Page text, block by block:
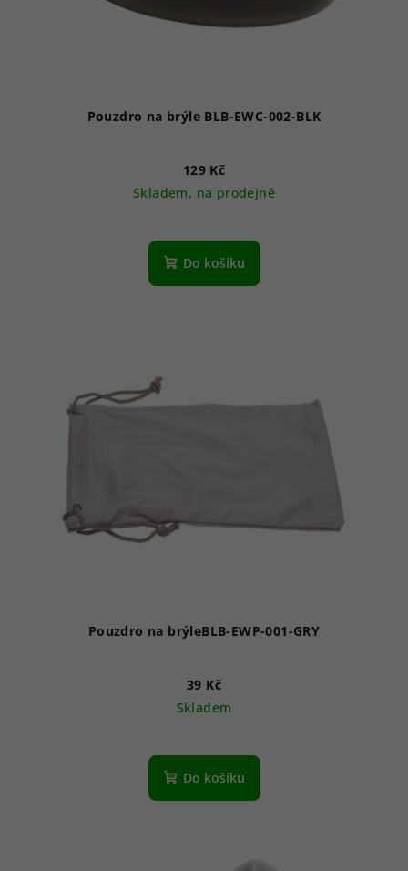
Pouzdro na brýle BLB-EWC-002-BLK
129 Kč
Skladem, na prodejně
Do košíku
Pouzdro na brýleBLB-EWP-001-GRY
39 Kč
Skladem
Do košíku